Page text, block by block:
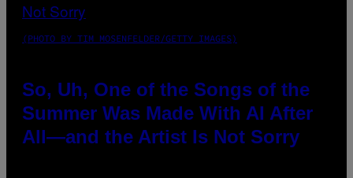
(PHOTO BY TIM MOSENFELDER/GETTY IMAGES)
So, Uh, One of the Songs of the
Summer Was Made With AI After
All—and the Artist Is Not Sorry